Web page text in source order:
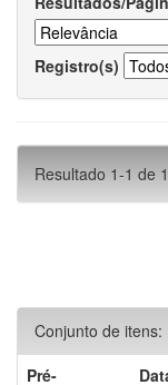
Registro(s)
Resultado 1-1 de
Conjunto de itens:
Pré-